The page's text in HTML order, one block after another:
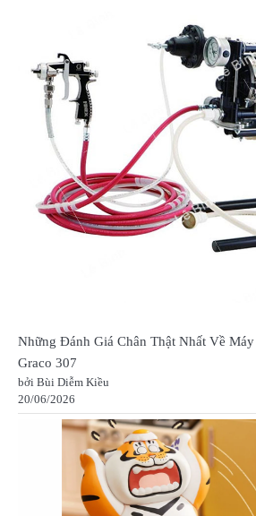
Những Đánh Giá Chân Thật Nhất Về
Graco 307
bởi Bùi Diễm Kiều
20/06/2026